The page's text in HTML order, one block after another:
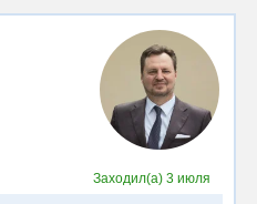
Заходил(а) 3 июля